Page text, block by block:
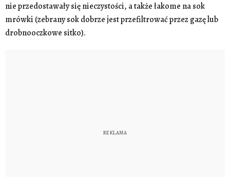
nie przedostawały się nieczystości, a także łakome na sok
mrówki (zebrany sok dobrze jest przefiltrować przez gazę lub
drobnooczkowe sitko).